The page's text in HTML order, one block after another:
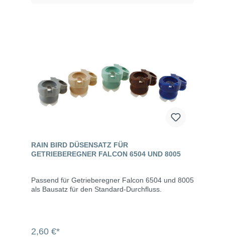
RAIN BIRD DÜSENSATZ FÜR
GETRIEBEREGNER FALCON 6504 UND 8005
Passend für Getrieberegner Falcon 6504 und 8005
als Bausatz für den Standard-Durchfluss.
2,60 €*